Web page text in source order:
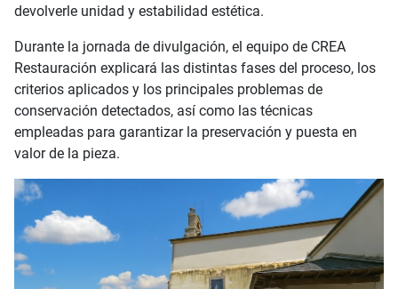
devolverle unidad y estabilidad estética.
Durante la jornada de divulgación, el equipo de CREA
Restauración explicará las distintas fases del proceso, los
criterios aplicados y los principales problemas de
conservación detectados, así como las técnicas
empleadas para garantizar la preservación y puesta en
valor de la pieza.